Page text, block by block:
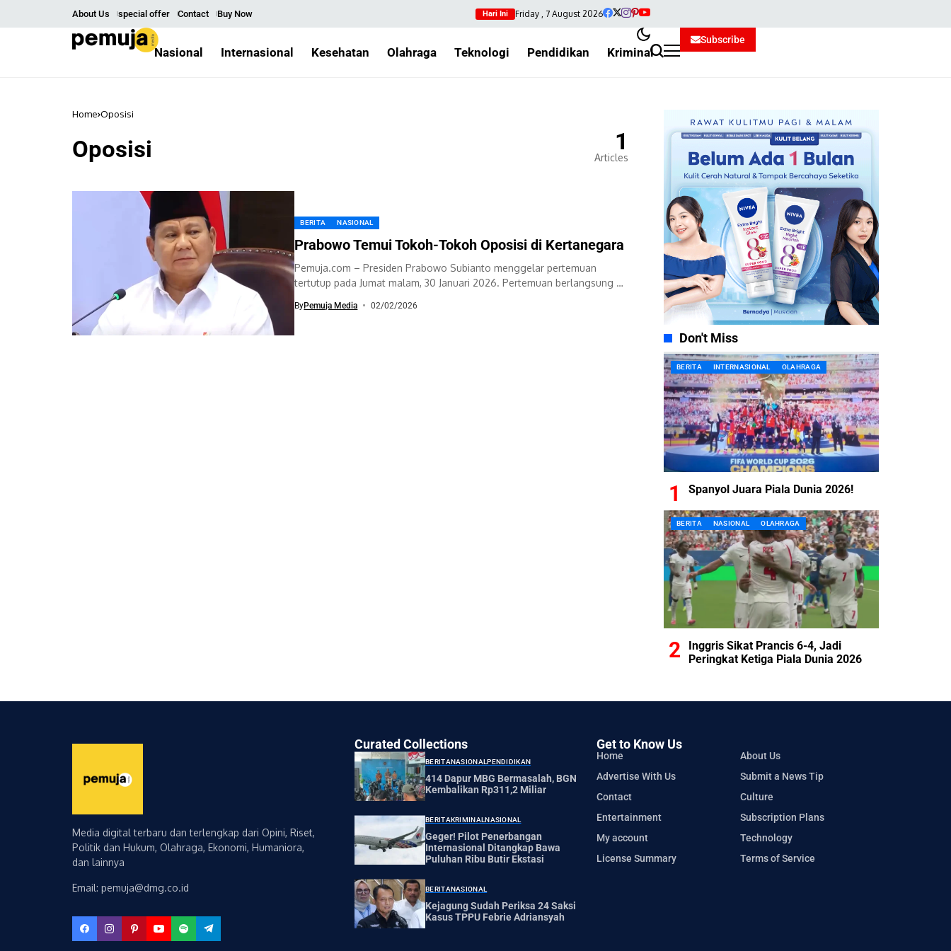
About Us special offer Contact Buy Now Hari Ini Friday , 7 August 2026
Nasional Internasional Kesehatan Olahraga Teknologi Pendidikan Kriminal
Subscribe
Home Oposisi
Oposisi 1
Articles
BERITA NASIONAL
Prabowo Temui Tokoh-Tokoh Oposisi di Kertanegara
Pemuja.com – Presiden Prabowo Subianto menggelar pertemuan
tertutup pada Jumat malam, 30 Januari 2026. Pertemuan berlangsung di
ByPemuja Media 02/02/2026
Don't Miss
BERITA INTERNASIONAL OLAHRAGA
Spanyol Juara Piala Dunia 2026!
BERITA NASIONAL OLAHRAGA
Inggris Sikat Prancis 6-4, Jadi
Peringkat Ketiga Piala Dunia 2026
Media digital terbaru dan terlengkap dari Opini, Riset,
Politik dan Hukum, Olahraga, Ekonomi, Humaniora,
dan lainnya
Email: pemuja@dmg.co.id
Curated Collections
BERITANASIONALPENDIDIKAN
414 Dapur MBG Bermasalah, BGN
Kembalikan Rp311,2 Miliar
BERITAKRIMINALNASIONAL
Geger! Pilot Penerbangan
Internasional Ditangkap Bawa
Puluhan Ribu Butir Ekstasi
BERITANASIONAL
Kejagung Sudah Periksa 24 Saksi
Kasus TPPU Febrie Adriansyah
Get to Know Us
Home
About Us
Advertise With Us
Submit a News Tip
Contact
Culture
Entertainment
Subscription Plans
My account
Technology
License Summary
Terms of Service